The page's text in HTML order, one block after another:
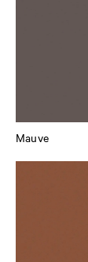
Mauve